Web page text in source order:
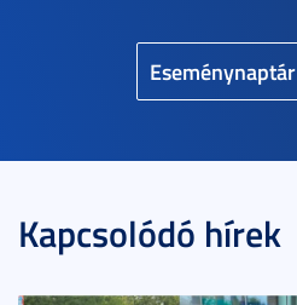
Eseménynaptár
Kapcsolódó hírek